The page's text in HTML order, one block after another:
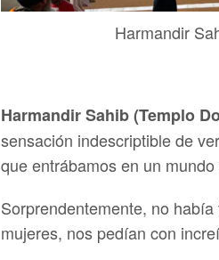
Harmandir
Harmandir Sahib (Templo
sensación indescriptible de
que entrábamos en un
Sorprendentemente, no
mujeres, nos pedían con